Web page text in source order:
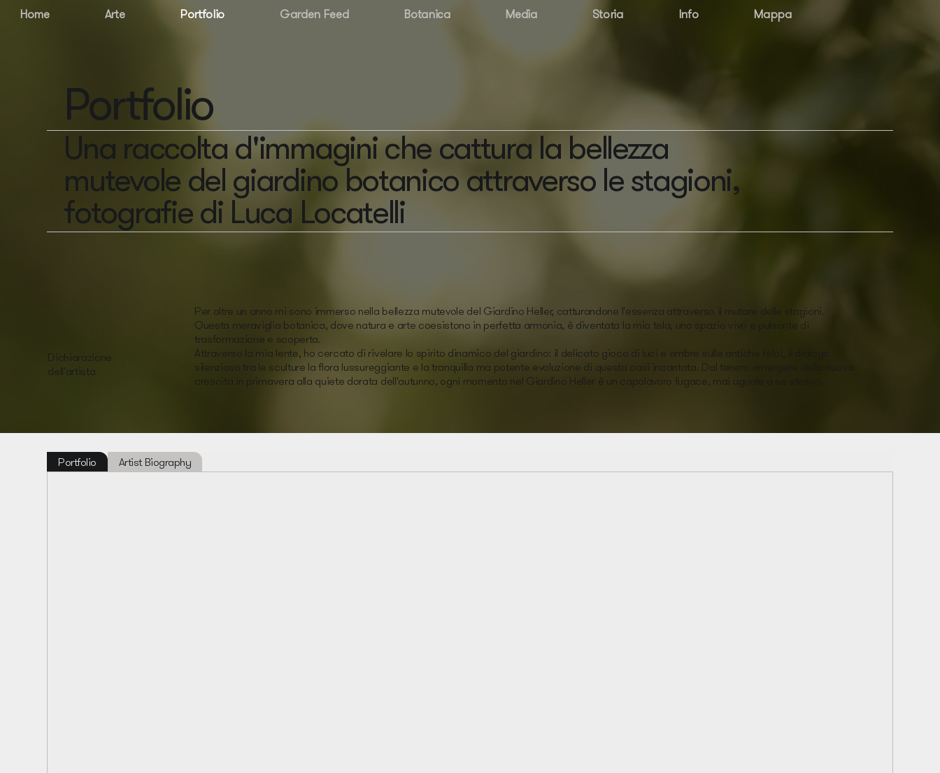
Home Arte Portfolio Garden Feed Botanica Media Storia Info Mappa
Portfolio Artist Biography
Portfolio
Una raccolta d'immagini che cattura la bellezza
mutevole del giardino botanico attraverso le stagioni,
fotografie di Luca Locatelli
Dichiarazione
dell'artista
Per oltre un anno mi sono immerso nella bellezza mutevole del Giardino Heller, catturandone l'essenza attraverso il mutare delle stagioni.
Questa meraviglia botanica, dove natura e arte coesistono in perfetta armonia, è diventata la mia tela, uno spazio vivo e pulsante di
trasformazione e scoperta.
Attraverso la mia lente, ho cercato di rivelare lo spirito dinamico del giardino: il delicato gioco di luci e ombre sulle antiche felci, il dialogo
silenzioso tra le sculture la flora lussureggiante e la tranquilla ma potente evoluzione di questa oasi incantata. Dal tenero emergere della nuova
crescita in primavera alla quiete dorata dell'autunno, ogni momento nel Giardino Heller è un capolavoro fugace, mai uguale a se stesso.